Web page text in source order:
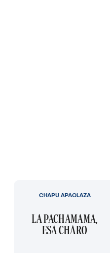
LA PACHAMAMA,
ESA CHARO
CHAPU APAOLAZA